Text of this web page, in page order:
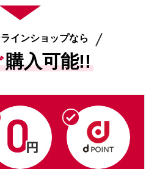
ラインショップなら
購入可能!!